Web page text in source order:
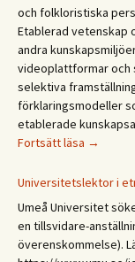
och folkloristiska
Etablerad vetenskap
andra
videoplattformar och
selektiva
förklaringsmodeller
etablerade
Fortsätt läsa CFA
2027.
expertis
och
→
Universitetslektor i
Umeå Universitet
en tillsvidare-
överenskommelse).